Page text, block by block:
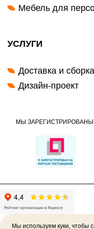
Мебель для
УСЛУГИ
Доставка и сборка
Дизайн-проект
МЫ
Мы используем куки, чтобы